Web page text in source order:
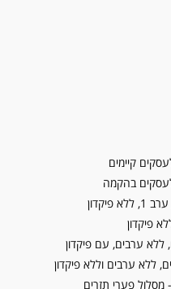
קיימים
לעסקים בהקמה
ללא ערבים, עם פיקדון
פערי תזרים